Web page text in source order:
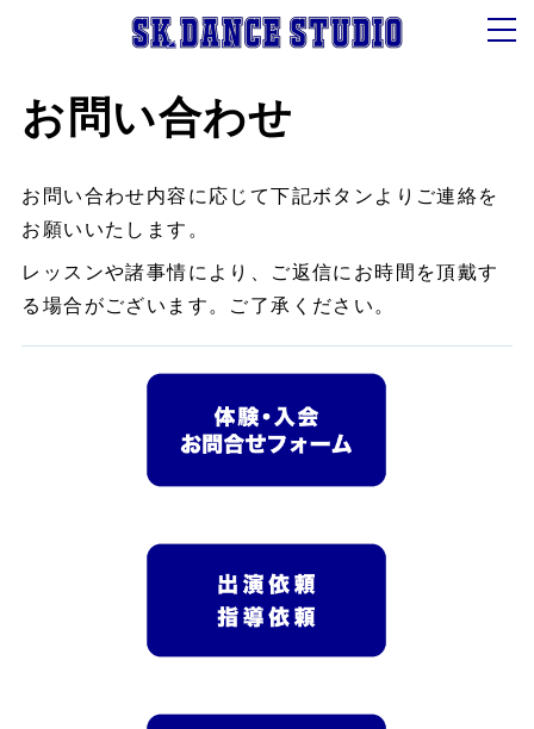
お問い合わせ
お問い合わせ内容に応じて下記ボタンよりご連絡を
お願いいたします。
レッスンや諸事情により、ご返信にお時間を頂戴す
る場合がございます。ご了承ください。